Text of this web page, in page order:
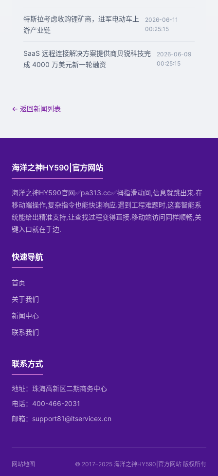
特斯拉考虑收购锂矿商，进军电动车上
游产业链
2026-06-11
00:25:15
SaaS 远程连接解决方案提供商贝锐科技完
成 4000 万美元新一轮融资
2026-06-09
00:25:15
← 返回新闻列表
海洋之神HY590|官方网站
海洋之神HY590官网✅pa313.cc✅拇指滑动间,信息就跳出来.在
移动端操作,复杂指令也能快速响应.遇到工程难题时,这套智能系
统能给出精准支持,让查找过程变得直接.移动端访问同样顺畅,关
键入口就在手边.
快速导航
首页
关于我们
新闻中心
联系我们
联系方式
地址：珠海高新区二期商务中心
电话：400-466-2031
邮箱：support81@itservicex.cn
网站地图 © 2017–2025 海洋之神HY590|官方网站 版权所有